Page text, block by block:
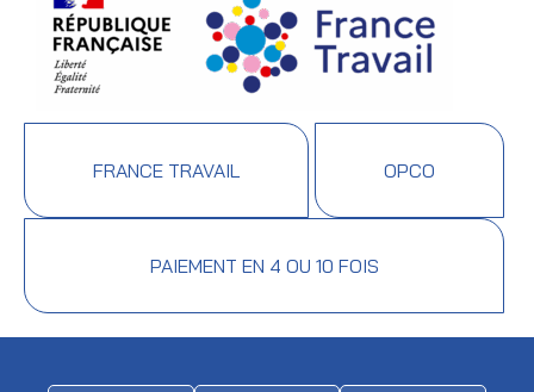
FRANCE TRAVAIL OPCO
PAIEMENT EN 4 OU 10 FOIS